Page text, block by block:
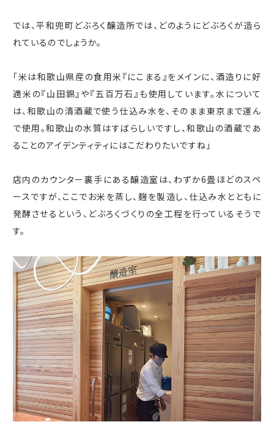
では、平和兜町どぶろく醸造所では、どのようにどぶろくが造ら
れているのでしょうか。
「米は和歌山県産の食用米『にこまる』をメインに、酒造りに好
適米の『山田錦』や『五百万石』も使用しています。水について
は、和歌山の清酒蔵で使う仕込み水を、そのまま東京まで運ん
で使用。和歌山の水質はすばらしいですし、和歌山の酒蔵であ
ることのアイデンティティにはこだわりたいですね」
店内のカウンター裏手にある醸造室は、わずか6畳ほどのスペ
ースですが、ここでお米を蒸し、麹を製造し、仕込み水とともに
発酵させるという、どぶろくづくりの全工程を行っているそうで
す。